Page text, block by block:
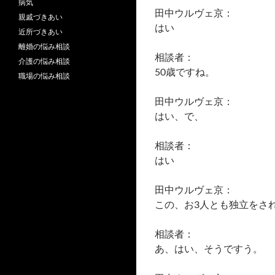
田中ウルヴェ京：
はい
相談者：
50歳ですね。
田中ウルヴェ京：
はい、で、
相談者：
はい
田中ウルヴェ京：
この、お3人とも独立をさ
相談者：
あ、はい、そうですう。
病気
親戚づきあい
近所づきあい
離婚の悩み相談
介護の悩み相談
職場の悩み相談